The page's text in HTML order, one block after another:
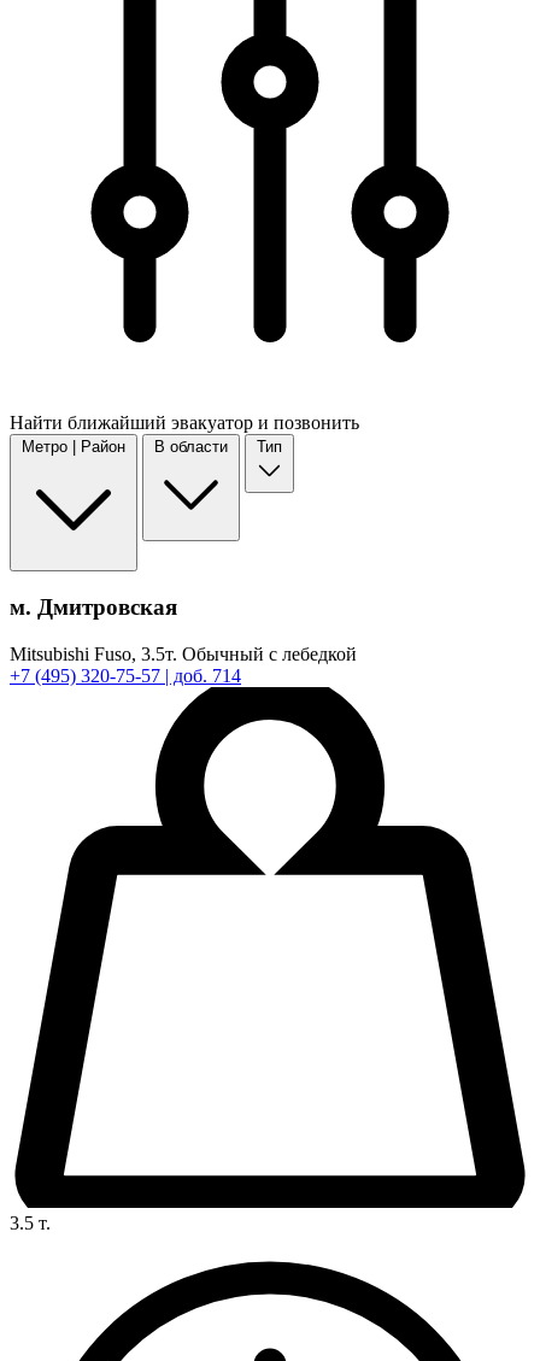
Найти ближайший эвакуатор и позвонить
Метро | Район В области Тип
м. Дмитровская
Mitsubishi Fuso, 3.5т. Обычный с лебедкой
+7 (495) 320-75-57 | доб. 714
3.5 т.